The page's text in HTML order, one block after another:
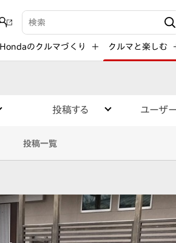
検索キーワード入力
Hondaのクルマづくり クルマと楽しむ
投稿する ユーザ
投稿一覧